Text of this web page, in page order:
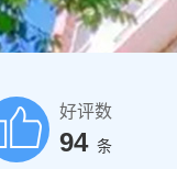
好评数
94 条